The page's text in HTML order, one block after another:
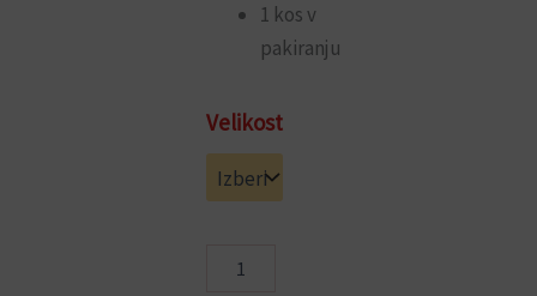
1 kos v
pakiranju
Velikost
Kvadratni
potezni
inox
ročaj